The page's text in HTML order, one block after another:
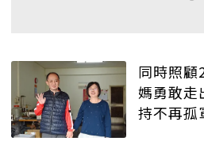
同時照顧
媽勇敢走
持不再孤